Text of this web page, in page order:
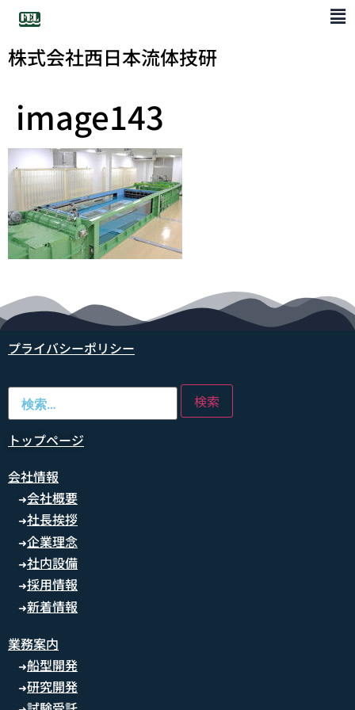
株式会社西日本流体技研
image143
プライバシーポリシー
トップページ
会社情報
➜会社概要
➜社長挨拶
➜企業理念
➜社内設備
➜採用情報
➜新着情報
業務案内
➜船型開発
➜研究開発